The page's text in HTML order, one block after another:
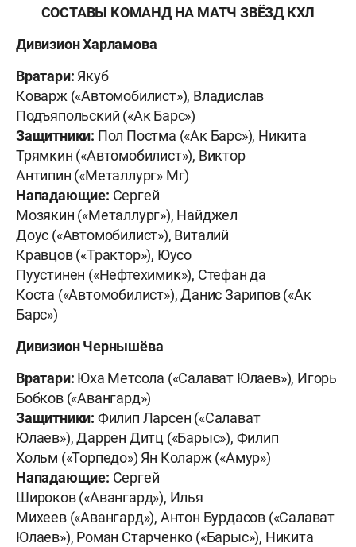
СОСТАВЫ КОМАНД НА МАТЧ ЗВЁЗД КХЛ
Дивизион Харламова
Вратари: Якуб
Коварж («Автомобилист»), Владислав
Подъяпольский («Ак Барс»)
Защитники: Пол Постма («Ак Барс»), Никита
Трямкин («Автомобилист»), Виктор
Антипин («Металлург» Мг)
Нападающие: Сергей
Мозякин («Металлург»), Найджел
Доус («Автомобилист»), Виталий
Кравцов («Трактор»), Юусо
Пуустинен («Нефтехимик»), Стефан да
Коста («Автомобилист»), Данис Зарипов («Ак
Барс»)
Дивизион Чернышёва
Вратари: Юха Метсола («Салават Юлаев»), Игорь
Бобков («Авангард»)
Защитники: Филип Ларсен («Салават
Юлаев»), Даррен Дитц («Барыс»), Филип
Хольм («Торпедо») Ян Коларж («Амур»)
Нападающие: Сергей
Широков («Авангард»), Илья
Михеев («Авангард»), Антон Бурдасов («Салават
Юлаев»), Роман Старченко («Барыс»), Никита